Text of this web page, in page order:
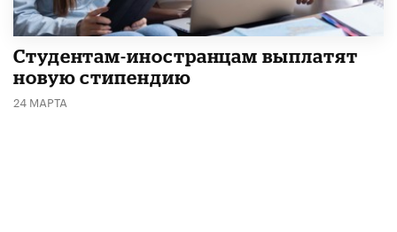
Студентам-иностранцам выплатят
новую стипендию
24 МАРТА